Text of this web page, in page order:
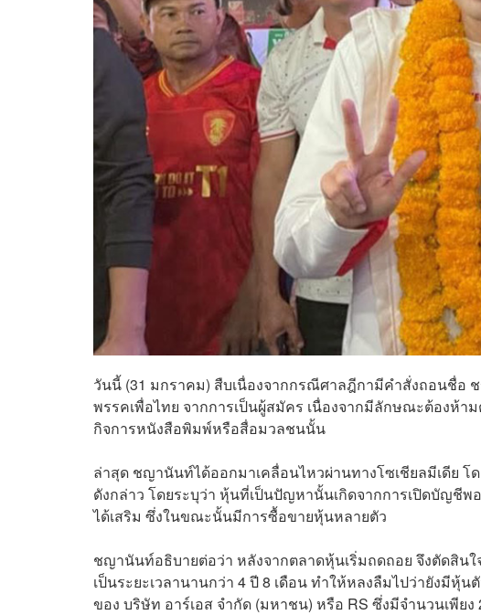
วันนี้ (31 มกราคม) สืบเนื่องจากกรณีศาลฎีกามีคำสั่งถอนชื่อ
พรรคเพื่อไทย จากการเป็นผู้สมัคร เนื่องจากมีลักษณะต้องห้
กิจการหนังสือพิมพ์หรือสื่อมวลชนนั้น
ล่าสุด ชญานันท์ได้ออกมาเคลื่อนไหวผ่านทางโซเชียลมีเดีย
ดังกล่าว โดยระบุว่า หุ้นที่เป็นปัญหานั้นเกิดจากการเปิดบัญชีพ
ได้เสริม ซึ่งในขณะนั้นมีการซื้อขายหุ้นหลายตัว
ชญานันท์อธิบายต่อว่า หลังจากตลาดหุ้นเริ่มถดถอย จึงตัดสิน
เป็นระยะเวลานานกว่า 4 ปี 8 เดือน ทำให้หลงลืมไปว่ายังมี
ของ บริษัท อาร์เอส จำกัด (มหาชน) หรือ RS ซึ่งมีจำนวนเพียง